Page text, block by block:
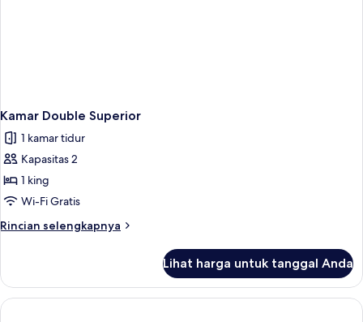
Kamar Double Superior
1 kamar tidur
Kapasitas 2
1 king
Wi-Fi Gratis
Rincian selengkapnya
Rincian
Kamar
Double
Superior
Lihat harga untuk tanggal Anda